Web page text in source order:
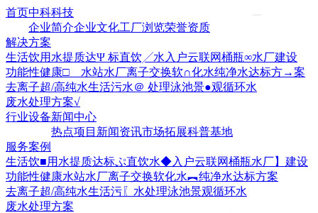
首页中科科技
企业简介企业文化工厂浏览荣誉资质
解决方案
生活饮用水提质达Ψ 标直饮╱水入户云联网桶瓶∞水厂建设
功能性健康□ 水站水厂离子交换软∩化水纯净水达标方→案
去离子超/高纯水生活污水＠ 处理泳池景●观循环水
废水处理方案√
行业设备新闻中心
热点项目 新闻资讯市场拓展科普基地
服务案例
生活饮■用水提质达标ぷ直饮水◆入户云联网桶瓶水厂】建设
功能性健康水站水厂离子交换软化水︻纯净水达标方案
去离子超/高纯水生活污〖水处理泳池景观循环水
废水处理方案